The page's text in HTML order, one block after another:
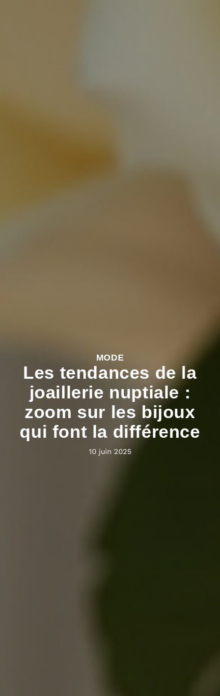
MODE
Les tendances de la
joaillerie nuptiale :
zoom sur les bijoux
qui font la différence
10 juin 2025